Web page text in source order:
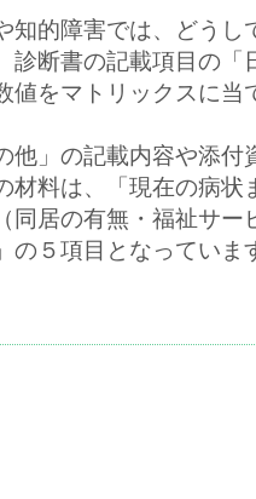
知的障害では、どう
診断書の記載項目の
をマトリックスに当
他」の記載内容や添
料は、「現在の病状
居の有無・福祉サー
５項目となっていま